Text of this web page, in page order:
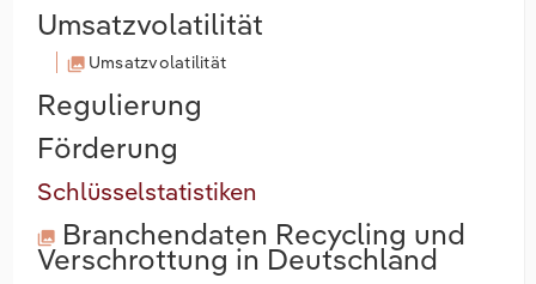
Umsatzvolatilität
Umsatzvolatilität
Regulierung
Förderung
Schlüsselstatistiken
Branchendaten Recycling und
Verschrottung in Deutschland